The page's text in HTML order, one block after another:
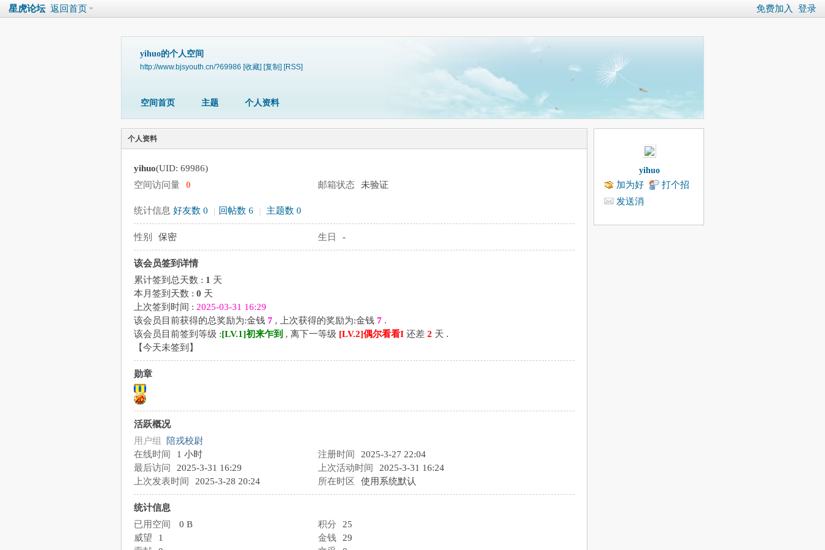
免费加入 登录
星虎论坛 返回首页
yihuo的个人空间
http://www.bjsyouth.cn/?69986 [收藏] [复制] [RSS]
空间首页 主题 个人资料
个人资料
yihuo(UID: 69986)
空间访问量
0 邮箱状态 未验证
统计信息 好友数 0 | 回帖数 6 | 主题数 0
性别 保密 生日 -
该会员签到详情
累计签到总天数 : 1 天
本月签到天数 : 0 天
上次签到时间 : 2025-03-31 16:29
该会员目前获得的总奖励为:金钱 7 , 上次获得的奖励为:金钱 7 .
该会员目前签到等级 :[LV.1]初来乍到 , 离下一等级 [LV.2]偶尔看看I 还差 2 天 .
【今天未签到 】
勋章
活跃概况
用户组
陪戎校尉
在线时间
1 小时 注册时间
2025-3-27 22:04
最后访问
2025-3-31 16:29 上次活动时间
2025-3-31 16:24
上次发表时间
2025-3-28 20:24 所在时区 使用系统默认
统计信息
已用空间
0 B 积分
25
威望
1 金钱
29
yihuo
加为好
友
打个招
发送消